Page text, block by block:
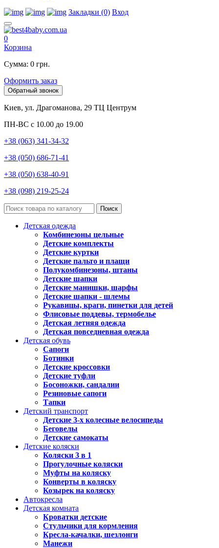
Закладки (0) Вход
0
Корзина
Сумма: 0 грн.
Оформить заказ
Обратный звонок
Киев, ул. Драгоманова, 29 ТЦ Центрум
ПН-ВС с 10.00 до 19.00
+38 (063) 341-34-32
+38 (050) 686-71-41
+38 (050) 638-40-91
+38 (098) 219-25-24
Поиск
Детская одежда
Комбинезоны цельные
Детские комплекты
Детские куртки
Детские пальто и плащи
Полукомбинезоны, штаны
Детские шапки
Детские манишки, шарфы
Детские шапки - шлемы
Рукавицы, краги, пинетки для детей
Флисовые поддевы, термобелье
Детская летняя одежда
Детская повседневная одежда
Детская обувь
Сапоги
Ботинки
Детские кроссовки
Детские туфли
Босоножки, сандалии
Резиновые сапоги
Тапки
Детский транспорт
Детские 3-х колесные велосипеды
Беговелы
Детские самокаты
Детские коляски
Коляски 3 в 1
Прогулочные коляски
Муфты на коляску
Конверты в коляску
Козырек на коляску
Автокресла
Детская комната
Кроватки детские
Стульчики для кормления
Кресла-качалки, шезлонги
Манежи